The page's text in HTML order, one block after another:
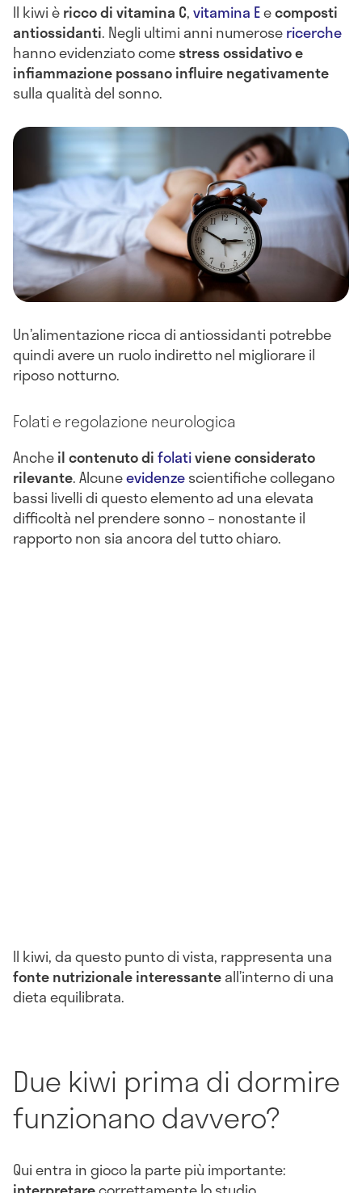
Il kiwi èricco di vitamina C,vitamina Eecomposti
antiossidanti. Negli ultimi anni numerosericerche
hanno evidenziato comestress ossidativo e
infiammazione possano influire negativamente
sulla qualità del sonno.
Un’alimentazione ricca di antiossidanti potrebbe
quindi avere un ruolo indiretto nel migliorare il
riposo notturno.
Folati e regolazione neurologica
Ancheil contenuto difolativiene considerato
rilevante. Alcuneevidenzescientifiche collegano
bassi livelli di questo elemento ad una elevata
difficoltà nel prendere sonno – nonostante il
rapporto non sia ancora del tutto chiaro.
Il kiwi, da questo punto di vista, rappresenta una
fonte nutrizionale interessanteall’interno di una
dieta equilibrata.
Due kiwi prima di dormire
funzionano davvero?
Qui entra in gioco la parte più importante: